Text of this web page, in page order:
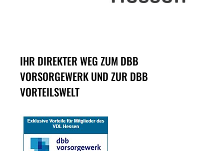
IHR DIREKTER WEG ZUM DBB
VORSORGEWERK UND ZUR DBB
VORTEILSWELT